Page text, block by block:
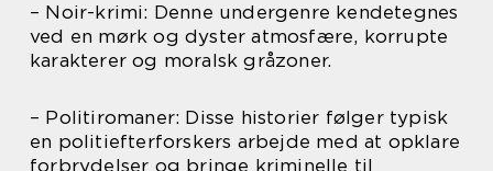
– Noir-krimi: Denne undergenre kendetegnes
ved en mørk og dyster atmosfære, korrupte
karakterer og moralsk gråzoner.
– Politiromaner: Disse historier følger typisk
en politiefterforskers arbejde med at opklare
forbrydelser og bringe kriminelle til